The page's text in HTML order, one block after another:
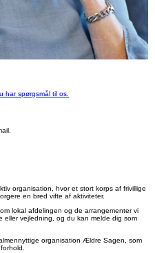
har spørgsmål til os.
organisation, hvor et stort korps af frivillige
en bred vifte af aktiviteter.
lokal afdelingen og de arrangementer vi
eller vejledning, og du kan melde dig som
organisation Ældre Sagen, som